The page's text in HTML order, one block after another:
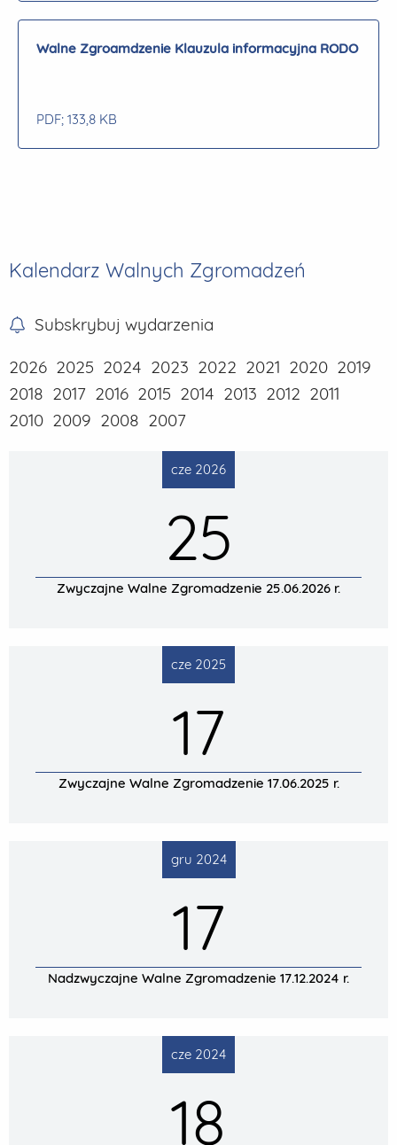
Walne Zgroamdzenie Klauzula informacyjna RODO
PDF; 133,8 KB
Kalendarz Walnych Zgromadzeń
Subskrybuj wydarzenia
2026 2025 2024 2023 2022 2021 2020 2019
2018 2017 2016 2015 2014 2013 2012 2011
2010 2009 2008 2007
cze 2026
25
Zwyczajne Walne Zgromadzenie 25.06.2026 r.
cze 2025
17
Zwyczajne Walne Zgromadzenie 17.06.2025 r.
gru 2024
17
Nadzwyczajne Walne Zgromadzenie 17.12.2024 r.
cze 2024
18